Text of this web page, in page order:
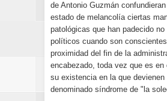
de Antonio Guzmán
estado de melancolía ciertas
patológicas que han padecido
políticos cuando son
proximidad del fin de la
encabezado, toda vez que es en
su existencia en la que devienen
denominado síndrome de "la